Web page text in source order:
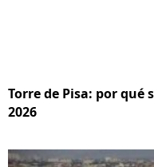
Torre de Pisa: por
2026